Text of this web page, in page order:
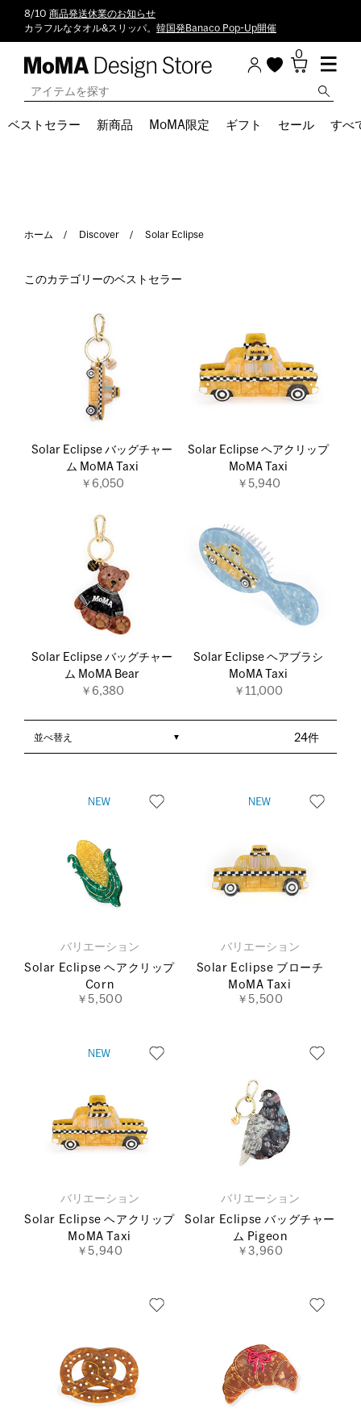
8/10 商品発送休業のお知らせ
カラフルなタオル&スリッパ。 韓国発Banaco Pop-Up開催
0
ベストセラー 新商品 MoMA限定 ギフト セール すべ
ホーム Discover Solar Eclipse
このカテゴリーのベストセラー
Solar Eclipse バッグチャー
ム MoMA Taxi
￥6,050
Solar Eclipse ヘアクリップ
MoMA Taxi
￥5,940
Solar Eclipse バッグチャー
ム MoMA Bear
￥6,380
Solar Eclipse ヘアブラシ
MoMA Taxi
￥11,000
24件
並べ替え
バリエーション
Solar Eclipse ヘアクリップ
Corn
￥5,500
バリエーション
Solar Eclipse ブローチ
MoMA Taxi
￥5,500
バリエーション
Solar Eclipse ヘアクリップ
MoMA Taxi
￥5,940
バリエーション
Solar Eclipse バッグチャー
ム Pigeon
￥3,960